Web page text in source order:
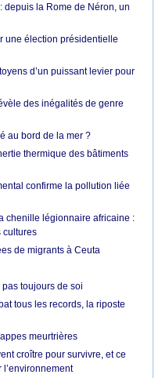
depuis la Rome de Néron, un
une élection présidentielle
d’un puissant levier pour
des inégalités de genre
au bord de la mer ?
thermique des bâtiments
confirme la pollution liée
chenille légionnaire africaine :
cultures
de migrants à Ceuta
toujours de soi
tous les records, la riposte
meurtrières
croître pour survivre, et ce
l’environnement